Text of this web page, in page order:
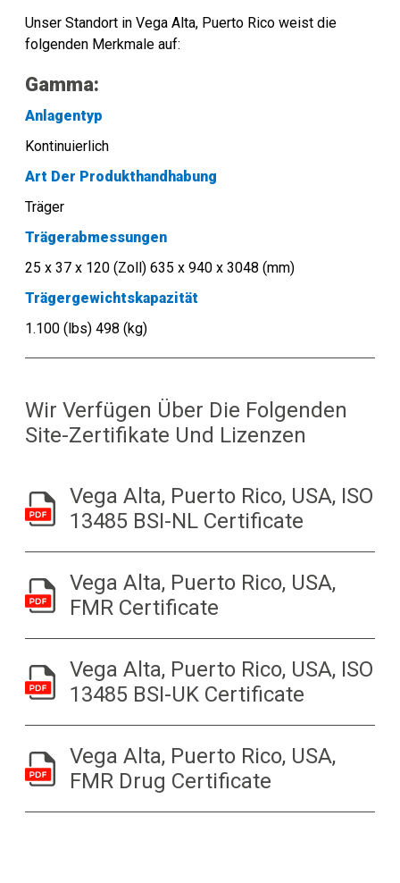
Unser Standort in Vega Alta, Puerto Rico weist die
folgenden Merkmale auf:
Gamma:
Anlagentyp
Kontinuierlich
Art Der Produkthandhabung
Träger
Trägerabmessungen
25 x 37 x 120 (Zoll) 635 x 940 x 3048 (mm)
Trägergewichtskapazität
1.100 (lbs) 498 (kg)
Wir Verfügen Über Die Folgenden
Site-Zertifikate Und Lizenzen
Vega Alta, Puerto Rico, USA, ISO
13485 BSI-NL Certificate
Vega Alta, Puerto Rico, USA,
FMR Certificate
Vega Alta, Puerto Rico, USA, ISO
13485 BSI-UK Certificate
Vega Alta, Puerto Rico, USA,
FMR Drug Certificate